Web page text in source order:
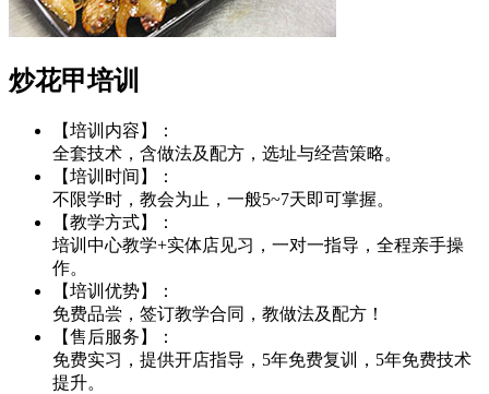
炒花甲培训
【培训内容】：
全套技术，含做法及配方，选址与经营策略。
【培训时间】：
不限学时，教会为止，一般5~7天即可掌握。
【教学方式】：
培训中心教学+实体店见习，一对一指导，全程亲手操
作。
【培训优势】：
免费品尝，签订教学合同，教做法及配方！
【售后服务】：
免费实习，提供开店指导，5年免费复训，5年免费技术
提升。